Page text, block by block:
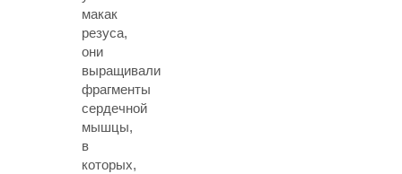
макак
резуса,
они
выращивали
фрагменты
сердечной
мышцы,
в
которых,